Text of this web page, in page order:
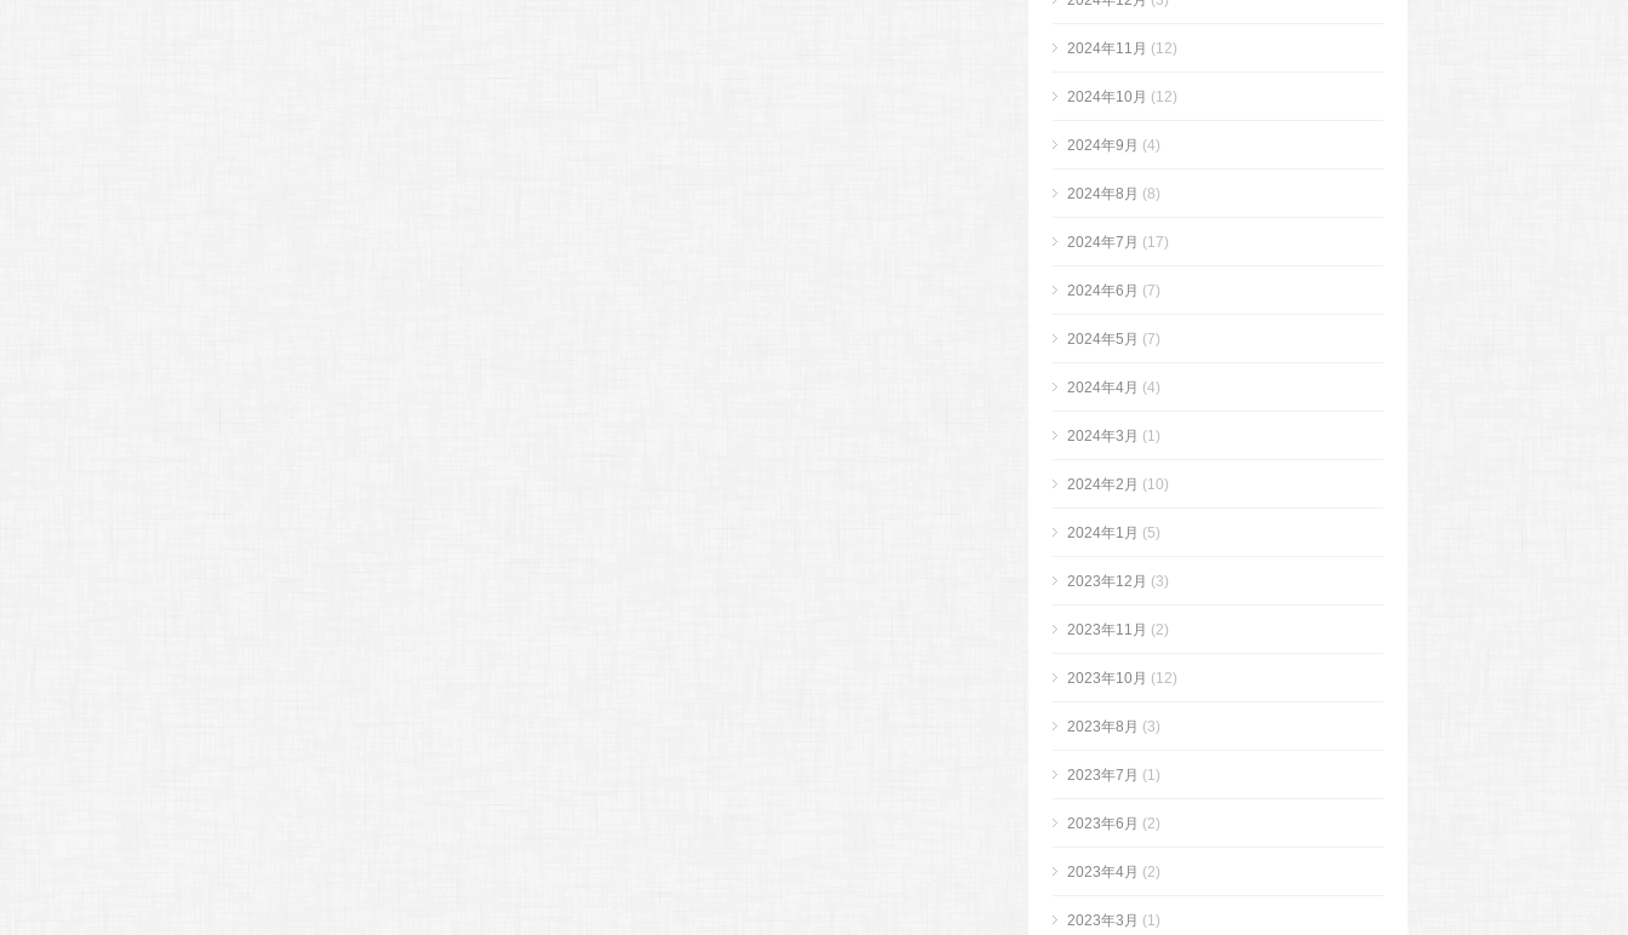
2024年11月 (12)
2024年10月 (12)
2024年9月 (4)
2024年8月 (8)
2024年7月 (17)
2024年6月 (7)
2024年5月 (7)
2024年4月 (4)
2024年3月 (1)
2024年2月 (10)
2024年1月 (5)
2023年12月 (3)
2023年11月 (2)
2023年10月 (12)
2023年8月 (3)
2023年7月 (1)
2023年6月 (2)
2023年4月 (2)
2023年3月 (1)